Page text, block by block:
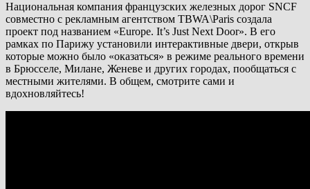
Национальная компания французских железных дорог SNCF
совместно с рекламным агентством TBWA\Paris создала
проект под названием «Europe. It’s Just Next Door». В его
рамках по Парижу установили интерактивные двери, открыв
которые можно было «оказаться» в режиме реального времени
в Брюсселе, Милане, Женеве и других городах, пообщаться с
местными жителями. В общем, смотрите сами и
вдохновляйтесь!